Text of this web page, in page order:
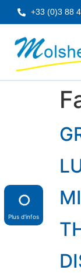
+33 (0)3 88
Plus d'infos
Panneau de